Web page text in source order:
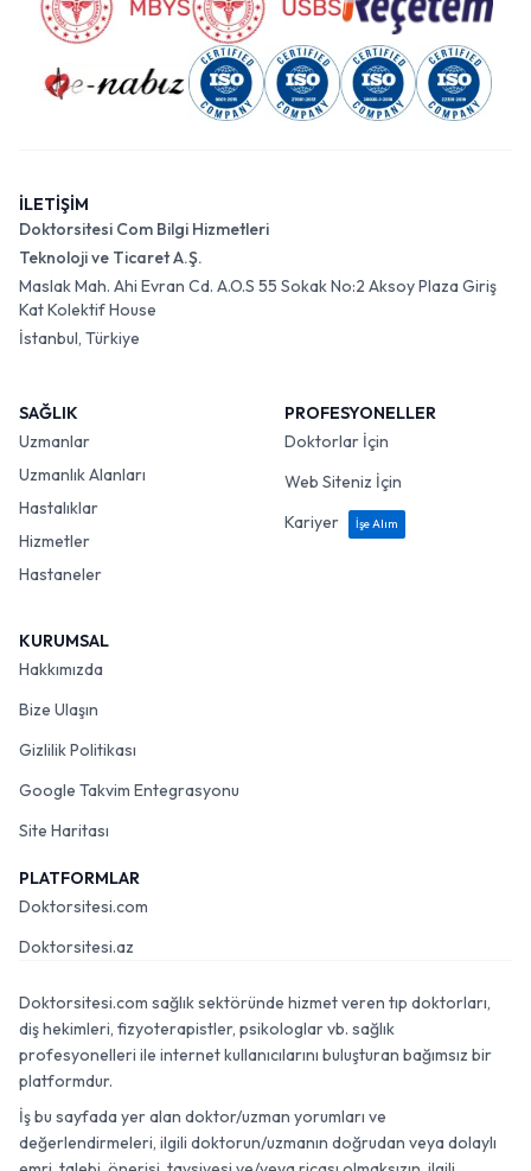
İLETİŞİM
Doktorsitesi Com Bilgi Hizmetleri
Teknoloji ve Ticaret A.Ş.
Maslak Mah. Ahi Evran Cd. A.O.S 55 Sokak No:2 Aksoy Plaza Giriş
Kat Kolektif House
İstanbul, Türkiye
SAĞLIK
Uzmanlar
Uzmanlık Alanları
Hastalıklar
Hizmetler
Hastaneler
PROFESYONELLER
Doktorlar İçin
Web Siteniz İçin
Kariyer
İşe Alım
KURUMSAL
Hakkımızda
Bize Ulaşın
Gizlilik Politikası
Google Takvim Entegrasyonu
Site Haritası
PLATFORMLAR
Doktorsitesi.com
Doktorsitesi.az
Doktorsitesi.com sağlık sektöründe hizmet veren tıp doktorları,
diş hekimleri, fizyoterapistler, psikologlar vb. sağlık
profesyonelleri ile internet kullanıcılarını buluşturan bağımsız bir
platformdur.
İş bu sayfada yer alan doktor/uzman yorumları ve
değerlendirmeleri, ilgili doktorun/uzmanın doğrudan veya dolaylı